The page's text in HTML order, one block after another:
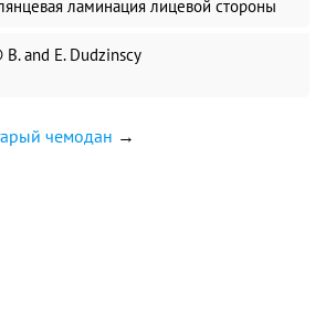
ламинация лицевой стороны
and E. Dudzinscy
чемодан →